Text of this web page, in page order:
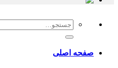
جستجو
صفحه اصلی